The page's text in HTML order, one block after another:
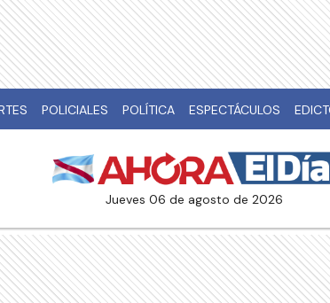
POLICIALES POLÍTICA ESPECTÁCULOS
jueves 06 de agosto de 2026